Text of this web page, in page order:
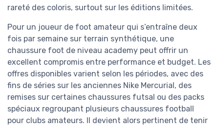
rareté des coloris, surtout sur les éditions limitées.
Pour un joueur de foot amateur qui s’entraîne deux
fois par semaine sur terrain synthétique, une
chaussure foot de niveau academy peut offrir un
excellent compromis entre performance et budget. Les
offres disponibles varient selon les périodes, avec des
fins de séries sur les anciennes Nike Mercurial, des
remises sur certaines chaussures futsal ou des packs
spéciaux regroupant plusieurs chaussures football
pour clubs amateurs. Il devient alors pertinent de tenir